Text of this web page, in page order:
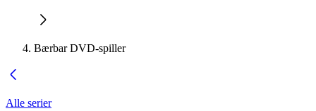
Bærbar DVD-spiller
Alle serier